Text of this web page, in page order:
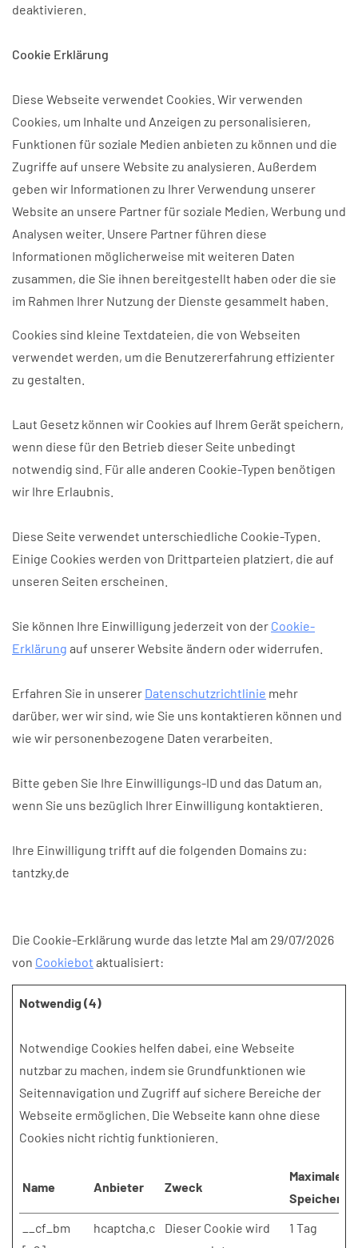
deaktivieren.
Cookie Erklärung
Diese Webseite verwendet Cookies. Wir verwenden
Cookies, um Inhalte und Anzeigen zu personalisieren,
Funktionen für soziale Medien anbieten zu können und die
Zugriffe auf unsere Website zu analysieren. Außerdem
geben wir Informationen zu Ihrer Verwendung unserer
Website an unsere Partner für soziale Medien, Werbung und
Analysen weiter. Unsere Partner führen diese
Informationen möglicherweise mit weiteren Daten
zusammen, die Sie ihnen bereitgestellt haben oder die sie
im Rahmen Ihrer Nutzung der Dienste gesammelt haben.
Cookies sind kleine Textdateien, die von Webseiten
verwendet werden, um die Benutzererfahrung effizienter
zu gestalten.
Laut Gesetz können wir Cookies auf Ihrem Gerät speichern,
wenn diese für den Betrieb dieser Seite unbedingt
notwendig sind. Für alle anderen Cookie-Typen benötigen
wir Ihre Erlaubnis.
Diese Seite verwendet unterschiedliche Cookie-Typen.
Einige Cookies werden von Drittparteien platziert, die auf
unseren Seiten erscheinen.
Sie können Ihre Einwilligung jederzeit von der Cookie-
Erklärung auf unserer Website ändern oder widerrufen.
Erfahren Sie in unserer Datenschutzrichtlinie mehr
darüber, wer wir sind, wie Sie uns kontaktieren können und
wie wir personenbezogene Daten verarbeiten.
Bitte geben Sie Ihre Einwilligungs-ID und das Datum an,
wenn Sie uns bezüglich Ihrer Einwilligung kontaktieren.
Ihre Einwilligung trifft auf die folgenden Domains zu:
tantzky.de
Die Cookie-Erklärung wurde das letzte Mal am 29/07/2026
von Cookiebot aktualisiert:
Notwendig (4)
Notwendige Cookies helfen dabei, eine Webseite
nutzbar zu machen, indem sie Grundfunktionen wie
Seitennavigation und Zugriff auf sichere Bereiche der
Webseite ermöglichen. Die Webseite kann ohne diese
Cookies nicht richtig funktionieren.
Name Anbieter Zweck
Maximale
__cf_bm
hcaptcha.c
Dieser Cookie wird
1 Tag